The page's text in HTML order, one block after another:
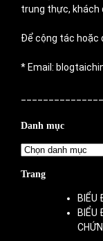
trung thực, khách
Để cộng tác hoặc
* Email:
Danh mục
Danh
Trang
BIỂU
BIỂU